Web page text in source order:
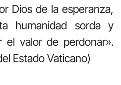
Dios de la esperanza,
humanidad sorda y
el valor de perdonar».
Estado Vaticano)